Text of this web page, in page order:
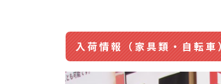
入荷情報（家具類・自転車